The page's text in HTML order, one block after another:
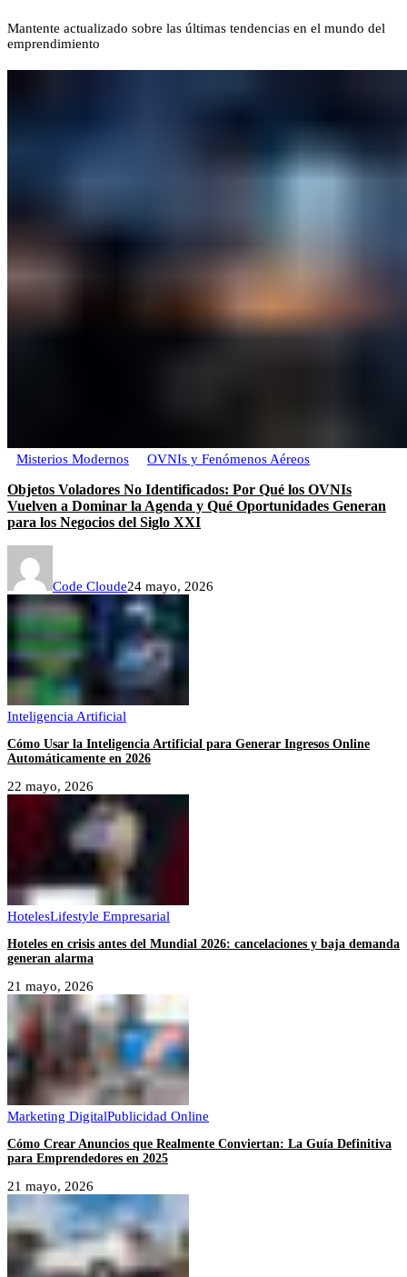
Mantente actualizado sobre las últimas tendencias en el mundo del
emprendimiento
Misterios Modernos OVNIs y Fenómenos Aéreos
Objetos Voladores No Identificados: Por Qué los OVNIs
Vuelven a Dominar la Agenda y Qué Oportunidades Generan
para los Negocios del Siglo XXI
Code Cloude24 mayo, 2026
Inteligencia Artificial
Cómo Usar la Inteligencia Artificial para Generar Ingresos Online
Automáticamente en 2026
22 mayo, 2026
HotelesLifestyle Empresarial
Hoteles en crisis antes del Mundial 2026: cancelaciones y baja demanda
generan alarma
21 mayo, 2026
Marketing DigitalPublicidad Online
Cómo Crear Anuncios que Realmente Conviertan: La Guía Definitiva
para Emprendedores en 2025
21 mayo, 2026